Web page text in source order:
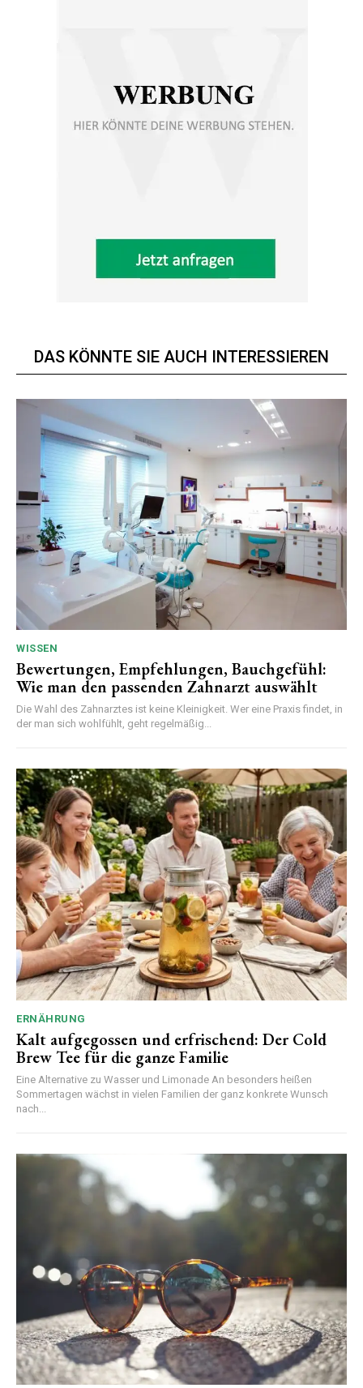
DAS KÖNNTE SIE AUCH INTERESSIEREN
WISSEN
Bewertungen, Empfehlungen, Bauchgefühl:
Wie man den passenden Zahnarzt auswählt
Die Wahl des Zahnarztes ist keine Kleinigkeit. Wer eine Praxis findet, in
der man sich wohlfühlt, geht regelmäßig...
ERNÄHRUNG
Kalt aufgegossen und erfrischend: Der Cold
Brew Tee für die ganze Familie
Eine Alternative zu Wasser und Limonade An besonders heißen
Sommertagen wächst in vielen Familien der ganz konkrete Wunsch
nach...